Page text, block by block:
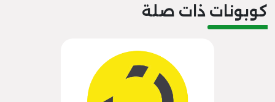
كوبونات ذات صلة